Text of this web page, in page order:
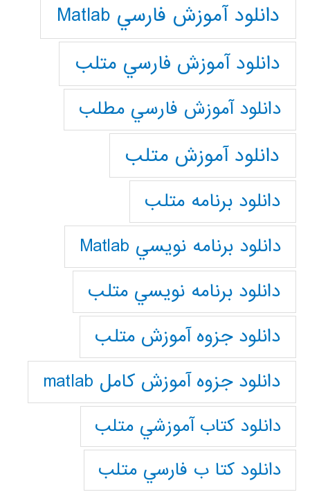
دانلود آموزش فارسي Matlab
دانلود آموزش فارسي متلب
دانلود آموزش فارسي مطلب
دانلود آموزش متلب
دانلود برنامه متلب
دانلود برنامه نويسي Matlab
دانلود برنامه نويسي متلب
دانلود جزوه آموزش متلب
دانلود جزوه آموزش کامل matlab
دانلود كتاب آموزشي متلب
دانلود كتا ب فارسي متلب